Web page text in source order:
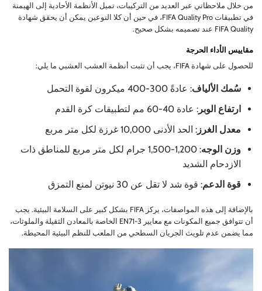
من خلال ملاحظاتي عبر العديد من التركيبات، تميل الأنظمة الأحادية إلى الهيمنة
في تطبيقات FIFA Quality Pro، في حين أن كلا النوعين يمكن أن يحقق شهادة
FIFA Quality عند تصميمه بشكل صحيح.
مقاييس الأداء الحرجة
للحصول على شهادة FIFA، يجب أن تثبت أنظمة العشب العشبي ما يلي:
سُمك الألياف: عادةً 300-400 ميكرون لقوة التحمل
ارتفاع الوبر : عادة 40-60 مم لتطبيقات كرة القدم
معدل الغرز : الحد الأدنى 10,000 غرزة لكل متر مربع
وزن الوجه
: 1,200-1,500 جرام لكل متر مربع للمناطق ذات
الازدحام الشديد
قوة الدعم: قوة شد لا تقل عن 30 نيوتن لمنع التمزق
بالإضافة إلى هذه المواصفات، يركز FIFA بشكل كبير على السلامة البيئية. يجب
أن تتوافق جميع المكونات مع معايير EN71-3 الخاصة بالمعادن الثقيلة والملوثات،
مما يضمن عدم تلويث الجريان السطحي من الملعب للنظم البيئية المحيطة.